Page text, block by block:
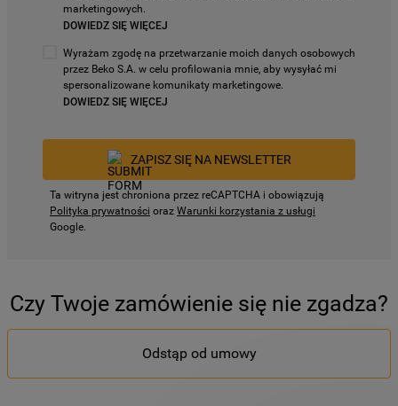
marketingowych.
DOWIEDZ SIĘ WIĘCEJ
Wyrażam zgodę na przetwarzanie moich danych osobowych
przez Beko S.A. w celu profilowania mnie, aby wysyłać mi
spersonalizowane komunikaty marketingowe.
DOWIEDZ SIĘ WIĘCEJ
ZAPISZ SIĘ NA NEWSLETTER
Ta witryna jest chroniona przez reCAPTCHA i obowiązują
Polityka prywatności oraz Warunki korzystania z usługi
Google.
Czy Twoje zamówienie się nie zgadza?
Odstąp od umowy